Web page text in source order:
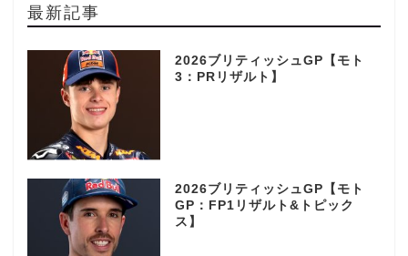
最新記事
2026ブリティッシュGP【モト
3：PRリザルト】
2026ブリティッシュGP【モト
GP：FP1リザルト&トピック
ス】